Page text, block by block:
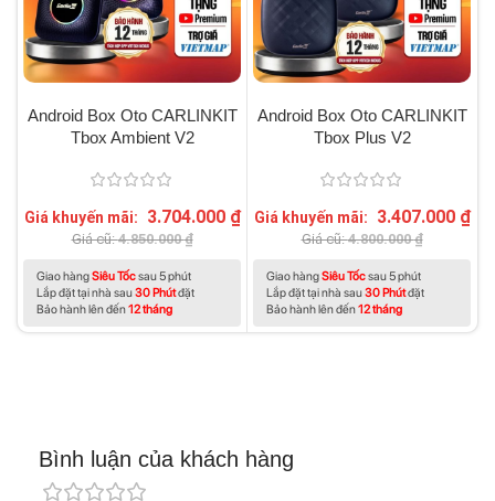
Android Box Oto CARLINKIT
Tbox Ambient V2
Giá khuyến mãi: 3.704.000 ₫
Giá cũ:4.850.000₫
Giao hàngSiêu Tốcsau 5 phút
Lắp đặt tại nhà sau30 Phútđặt
Bảo hành lên đến12 tháng
Android Box Oto CARLINKIT
Tbox Plus V2
Giá khuyến mãi: 3.407.000 ₫
Giá cũ:4.800.000₫
Giao hàngSiêu Tốcsau 5 phút
Lắp đặt tại nhà sau30 Phútđặt
Bảo hành lên đến12 tháng
Bình luận của khách hàng